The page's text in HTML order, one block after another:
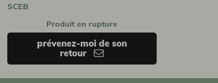
SCEB
Produit en rupture
prévenez-moi de son
retour